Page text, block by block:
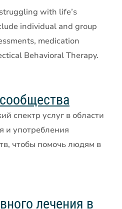
with life’s
individual and group
medication
Behavioral Therapy.
спектр услуг в области
и употребления
чтобы помочь людям в
лечения в